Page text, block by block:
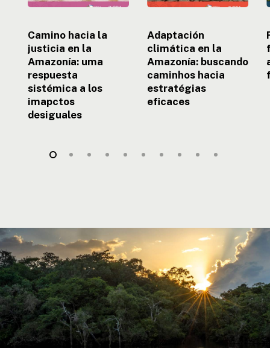
sistémica
los
imapctos
desiguales
Camino hacia la
justicia en la
Amazonía: uma
respuesta
sistémica a los
imapctos
desiguales
eficaces
Adaptación
climática en la
Amazonía: buscando
caminhos hacia
estratégias
eficaces